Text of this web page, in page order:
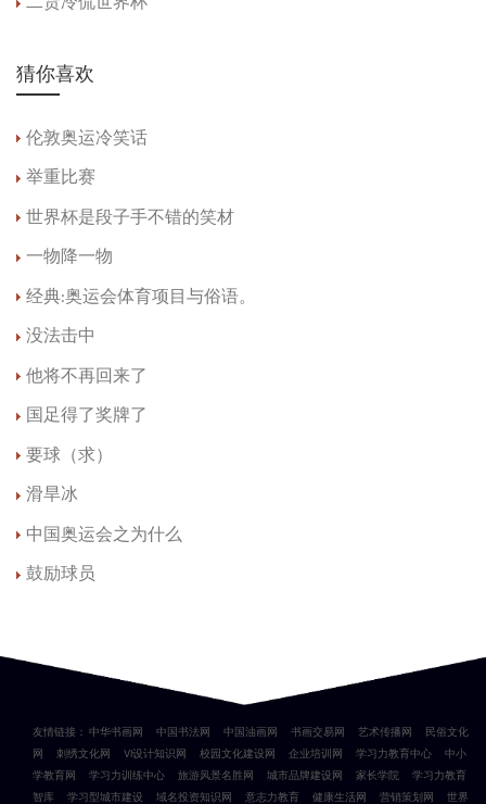
猜你喜欢
伦敦奥运冷笑话
举重比赛
世界杯是段子手不错的笑材
一物降一物
经典:奥运会体育项目与俗语。
没法击中
他将不再回来了
国足得了奖牌了
要球（求）
滑旱冰
中国奥运会之为什么
鼓励球员
友情链接： 中华书画网 中国书法网 中国油画网 书画交易网 艺术传播网
民俗文化
网
刺绣文化网 VI设计知识网 校园文化建设网 企业培训网 学习力教育中心
中小
学教育网
学习力训练中心 旅游风景名胜网 城市品牌建设网 家长学院
学习力教育
智库
学习型城市建设 域名投资知识网 意志力教育 健康生活网 营销策划网 世界